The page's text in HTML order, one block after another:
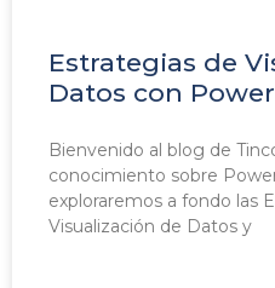
Estrategias de
Datos con
Bienvenido al blog de
conocimiento sobre
exploraremos a fondo las
Visualización de Datos y